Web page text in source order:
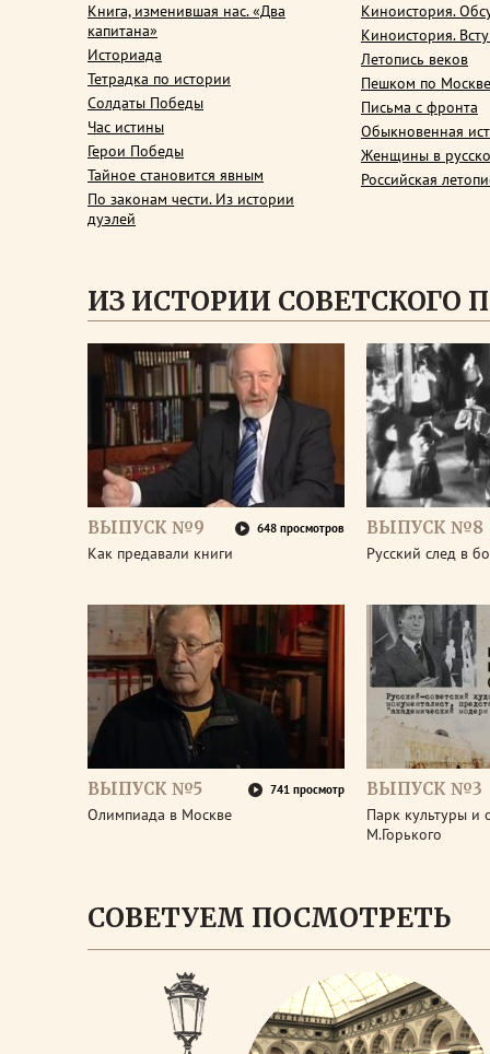
Книга, изменившая нас. «Два
капитана»
Историада
Тетрадка по истории
Солдаты Победы
Час истины
Герои Победы
Тайное становится явным
По законам чести. Из истории
дуэлей
Киноистория.
Киноистория.
Летопись веков
Пешком по Москве
Письма с фронта
Обыкновенная
Женщины в
Российская
ИЗ ИСТОРИИ СОВЕТСКОГО
ВЫПУСК №9 648 просмотров
Как предавали книги
ВЫПУСК №8
Русский след в
ВЫПУСК №5 741 просмотр
Олимпиада в Москве
ВЫПУСК №3
Парк культуры и
М.Горького
СОВЕТУЕМ ПОСМОТРЕТЬ